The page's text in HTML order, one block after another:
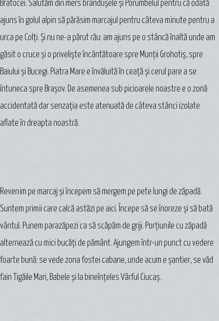
Bratocei. Salutăm din mers brânduşele şi Porumbelul pentru că odată
ajuns în golul alpin să părăsim marcajul pentru câteva minute pentru a
urca pe Colţi. Şi nu ne-a părut rău: am ajuns pe o stâncă înaltă unde am
găsit o cruce şi o privelişte încântătoare spre Munţii Grohotiş, spre
Baiului şi Bucegi. Piatra Mare e învăluită în ceaţă şi cerul pare a se
întuneca spre Braşov. De asemenea sub picioarele noastre e o zonă
accidentată dar senzaţia este atenuată de câteva stânci izolate
aflate în dreapta noastră.
Revenim pe marcaj şi începem să mergem pe pete lungi de zăpadă.
Suntem primii care calcă astăzi pe aici. Începe să se înoreze şi să bată
vântul. Punem parazăpezi ca să scăpăm de griji. Porţiunile cu zăpadă
alternează cu mici bucăţi de pământ. Ajungem într-un punct cu vedere
foarte bună: se vede zona fostei cabane, unde acum e şantier, se văd
fain Tigăile Mari, Babele şi la bineînţeles Vârful Ciucaș.